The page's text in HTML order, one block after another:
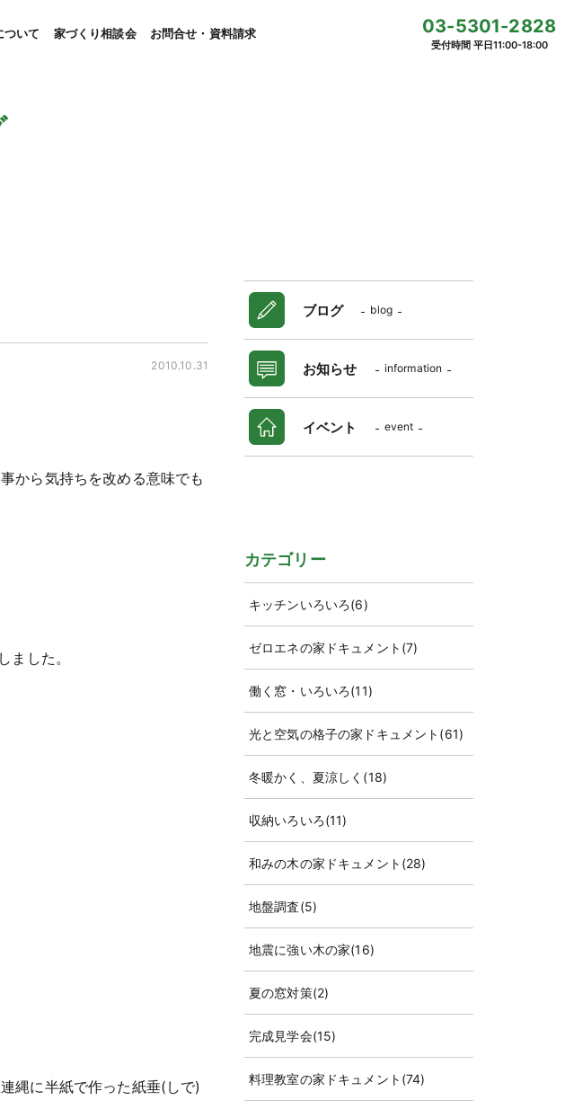
ついて 家づくり相談会 お問合せ・資料請求 03-5301-2828
受付時間 平日11:00-18:00
2010.10.31
から気持ちを改める意味でも
した。
縄に半紙で作った紙垂(しで)
ブログ blog
お知らせ information
イベント event
カテゴリー
キッチンいろいろ(6)
ゼロエネの家ドキュメント (7)
働く窓・いろいろ(11)
光と空気の格子の家ドキュメント (61)
冬暖かく、夏涼しく (18)
収納いろいろ(11)
和みの木の家ドキュメント (28)
地盤調査(5)
地震に強い木の家(16)
夏の窓対策(2)
完成見学会(15)
料理教室の家ドキュメント (74)